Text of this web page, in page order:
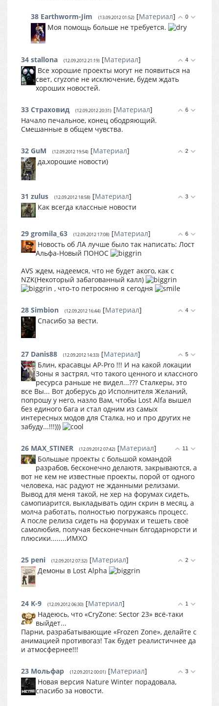
0
38 Earthworm-Jim (13.09.2012 01:52) [Материал]
Моя помощь больше не требуется.
4
34 stallona (12.09.2012 21:19) [Материал]
Все хорошие проекты могут не появиться на
свет, cryzone не исключение, будем ждать
хороших новостей.
6
33 Страховид (12.09.2012 20:31) [Материал]
Начало печальное, конец ободряющий.
Смешанные в общем чувства.
2
32 GuM (12.09.2012 19:54) [Материал]
да,хорошие новости)
3
31 zulus (12.09.2012 18:58) [Материал]
Как всегда классные новости
6
29 gromila_63 (12.09.2012 17:08) [Материал]
Новость об ЛА лучше было так написать: Лост
Альфа-Новый ПОНОС
AVS ждем, надеемся, что не будет акого, как с
NZK(Некоторый забагованный калл)
, что-то петросяню я сегодня
4
28 Simbion (12.09.2012 16:44) [Материал]
Спасибо за вести.
5
27 Danis88 (12.09.2012 14:33) [Материал]
Блин, красавцы AP-Pro !!! И на какой локации
Зоны я застрял, что такого ценного и классного
ресурса раньше не видел...??? Сталкеры, это
все Вы... Вот доберусь до Исполнителя Желаний,
попрошу у него, назло Вам, чтобы Lost Alfa вышел
без единого бага и стал одним из самых
интересных модов для Сталка, но и про других не
забуду...!!!)))
11
26 MAX_STINER (12.09.2012 07:42) [Материал]
Большые проекты с большой командой
разрабов, бесконечно делаютя, закрываются, а
вот не кем не известные проекты, порой от одного
человека, нас радуют не жданными релизами.
Вывод для меня такой, не хер на форумах сидеть,
самопиарится, выкладывать один скрин в месяц, а
молча работать, полностью погружаясь процесс.
А после релиза сидеть на форумах и тешеть своё
самолюбия, получая бесконечнын блгодарнорсти и
плюсики........ИМХО
2
25 peni (12.09.2012 07:32) [Материал]
Демоны в Lost Alpha
1
24 K-9 (12.09.2012 06:30) [Материал]
Надеюсь, что «CryZone: Sector 23» всё-таки
выйдет...
Парни, разрабатывающие «Frozen Zone», делайте с
анимацией противогаз! Так будет реалистичнее да
и атмосфернее!!!
3
23 Мольфар (12.09.2012 00:01) [Материал]
Новая версия Nature Winter порадовала,
спасибо за новости.